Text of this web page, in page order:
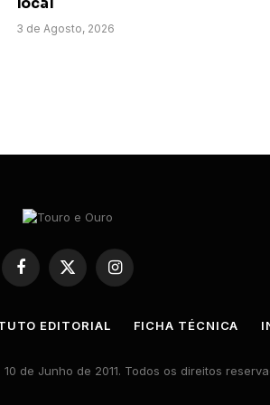
3 de Agosto, 2026
Facebook
X
Instagram
EDITORIAL FICHA TÉCNICA
de Junho de 2011. Todos os direitos